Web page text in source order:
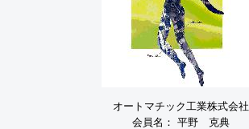
オートマチック工業株式会社
会員名： 平野 克典